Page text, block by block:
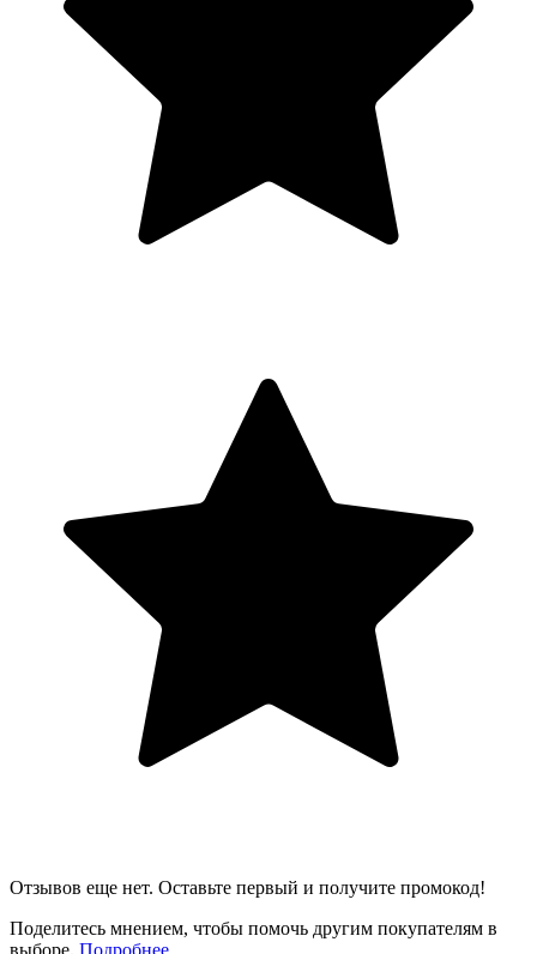
Отзывов еще нет. Оставьте первый и получите промокод!
Поделитесь мнением, чтобы помочь другим покупателям в
выборе. Подробнее